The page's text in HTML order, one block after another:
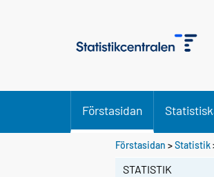
Förstasidan
Förstasidan >Statistik
STATISTIK